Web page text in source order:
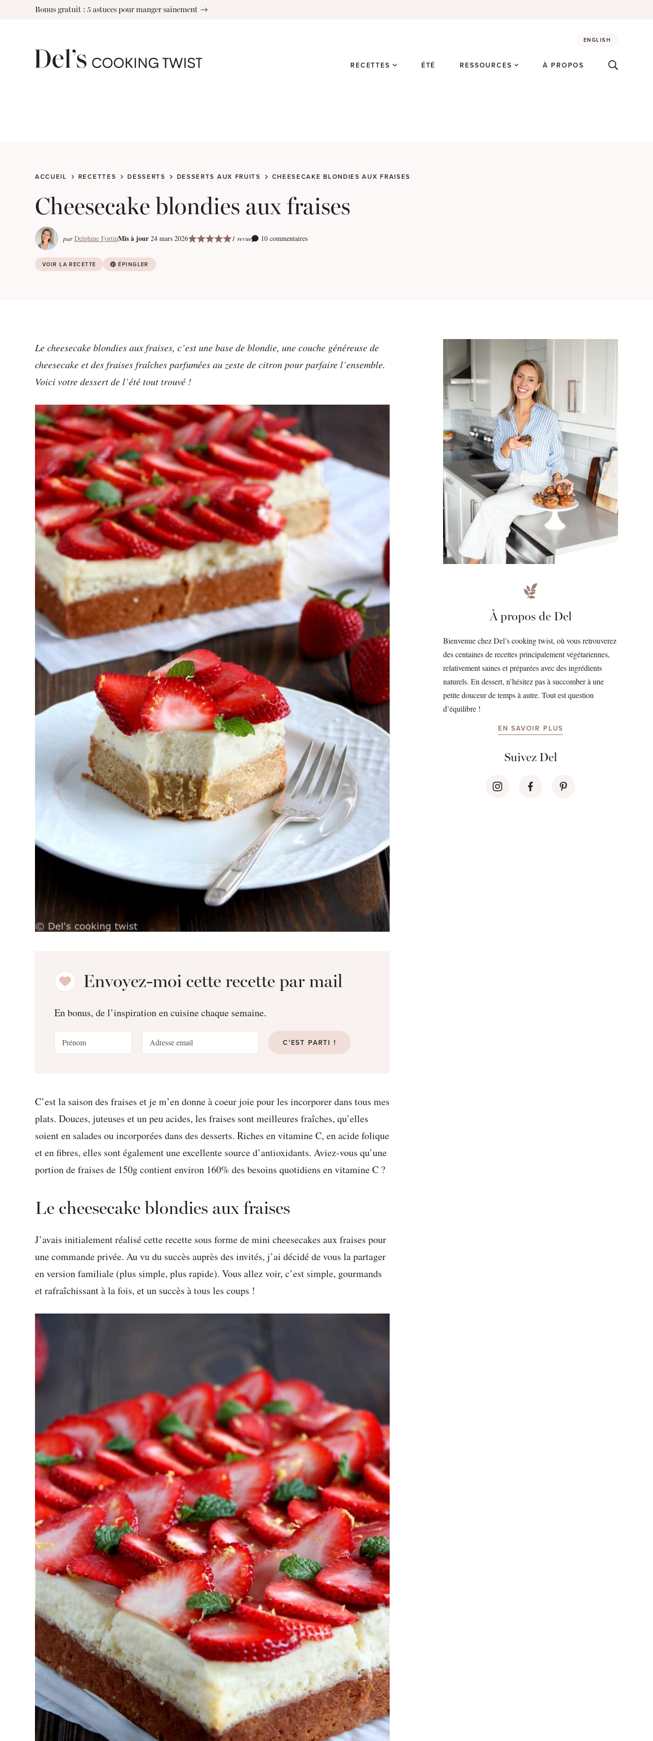
Bonus gratuit : 5 astuces pour manger sainement
ENGLISH
RECETTES ÉTÉ RESSOURCES À PROPOS
ACCUEIL RECETTES DESSERTS DESSERTS AUX FRUITS CHEESECAKE BLONDIES AUX FRAISES
Cheesecake blondies aux fraises
par Delphine FortinMis à jour 24 mars 2026 1 revue 10 commentaires
VOIR LA RECETTE ÉPINGLER
Le cheesecake blondies aux fraises, c’est une base de blondie, une couche généreuse de
cheesecake et des fraises fraîches parfumées au zeste de citron pour parfaire l’ensemble.
Voici votre dessert de l’été tout trouvé !
Envoyez-moi cette recette par mail
En bonus, de l’inspiration en cuisine chaque semaine.
C'EST PARTI !
C’est la saison des fraises et je m’en donne à coeur joie pour les incorporer dans tous mes
plats. Douces, juteuses et un peu acides, les fraises sont meilleures fraîches, qu’elles
soient en salades ou incorporées dans des desserts. Riches en vitamine C, en acide folique
et en fibres, elles sont également une excellente source d’antioxidants. Aviez-vous qu’une
portion de fraises de 150g contient environ 160% des besoins quotidiens en vitamine C ?
Le cheesecake blondies aux fraises
J’avais initialement réalisé cette recette sous forme de mini cheesecakes aux fraises pour
une commande privée. Au vu du succès auprès des invités, j’ai décidé de vous la partager
en version familiale (plus simple, plus rapide). Vous allez voir, c’est simple, gourmands
et rafraîchissant à la fois, et un succès à tous les coups !
À propos de Del
Bienvenue chez Del’s cooking twist, où vous retrouverez
des centaines de recettes principalement végétariennes,
relativement saines et préparées avec des ingrédients
naturels. En dessert, n’hésitez pas à succomber à une
petite douceur de temps à autre. Tout est question
d’équilibre !
EN SAVOIR PLUS
Suivez Del